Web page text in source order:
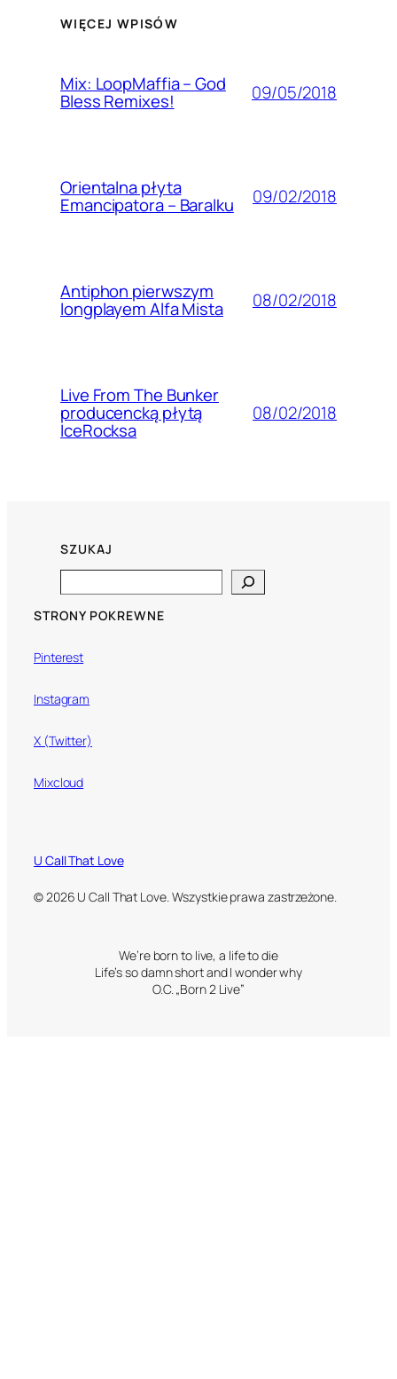
WIĘCEJ WPISÓW
Mix: LoopMaffia – God
Bless Remixes! 09/05/2018
Orientalna płyta
Emancipatora – Baralku 09/02/2018
Antiphon pierwszym
longplayem Alfa Mista 08/02/2018
Live From The Bunker
producencką płytą
IceRocksa
08/02/2018
SZUKAJ
STRONY POKREWNE
Pinterest
Instagram
X (Twitter)
Mixcloud
U Call That Love
© 2026 U Call That Love. Wszystkie prawa zastrzeżone.
We’re born to live, a life to die
Life’s so damn short and I wonder why
O.C. „Born 2 Live”